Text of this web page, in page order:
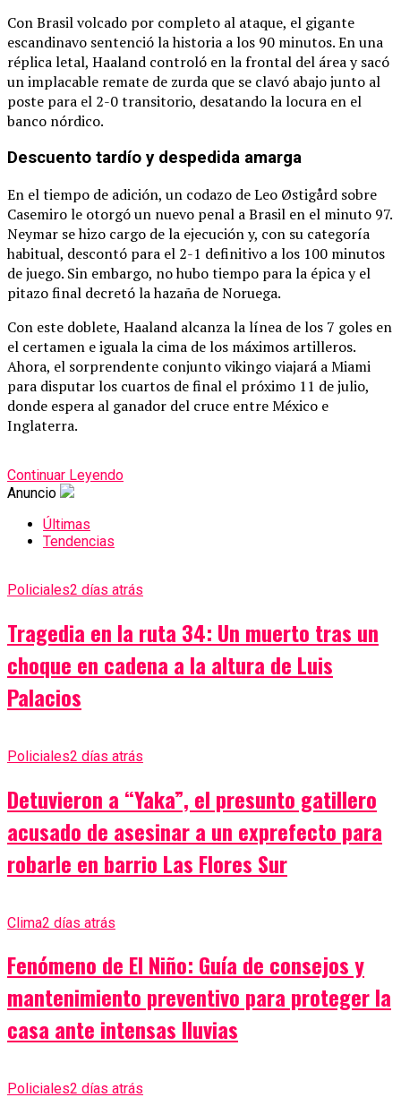
Con Brasil volcado por completo al ataque, el gigante
escandinavo sentenció la historia a los 90 minutos.En una
réplica letal, Haaland controló en la frontal del área y sacó
un implacable remate de zurda que se clavó abajo junto al
poste para el 2-0 transitorio, desatando la locura en el
banco nórdico.
Descuento tardío y despedida amarga
En el tiempo de adición, un codazo de Leo Østigård sobre
Casemiro le otorgó un nuevo penal a Brasil en el minuto 97.
Neymar se hizo cargo de la ejecución y, con su categoría
habitual, descontó para el 2-1 definitivo a los 100 minutos
de juego. Sin embargo, no hubo tiempo para la épica y el
pitazo final decretó la hazaña de Noruega.
Con este doblete, Haaland alcanza la línea de los 7 goles en
el certamen e iguala la cima de los máximos artilleros.
Ahora, el sorprendente conjunto vikingo viajará a Miami
para disputar los cuartos de final el próximo 11 de julio,
donde espera al ganador del cruce entre México e
Inglaterra.
Continuar Leyendo
Anuncio
Últimas
Tendencias
Policiales2 días atrás
Tragedia en la ruta 34: Un muerto tras un
choque en cadena a la altura de Luis
Palacios
Policiales2 días atrás
Detuvieron a “Yaka”, el presunto gatillero
acusado de asesinar a un exprefecto para
robarle en barrio Las Flores Sur
Clima2 días atrás
Fenómeno de El Niño: Guía de consejos y
mantenimiento preventivo para proteger la
casa ante intensas lluvias
Policiales2 días atrás